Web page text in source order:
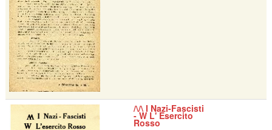
/\/\ I Nazi-Fascisti
- W L' Esercito
Rosso